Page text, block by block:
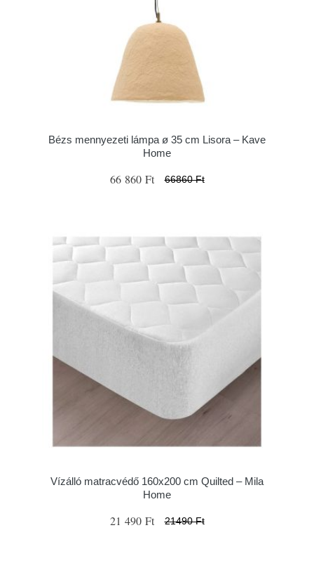
Bézs mennyezeti lámpa ø 35 cm Lisora – Kave
Home
66 860 Ft 66860 Ft
Vízálló matracvédő 160x200 cm Quilted – Mila
Home
21 490 Ft 21490 Ft